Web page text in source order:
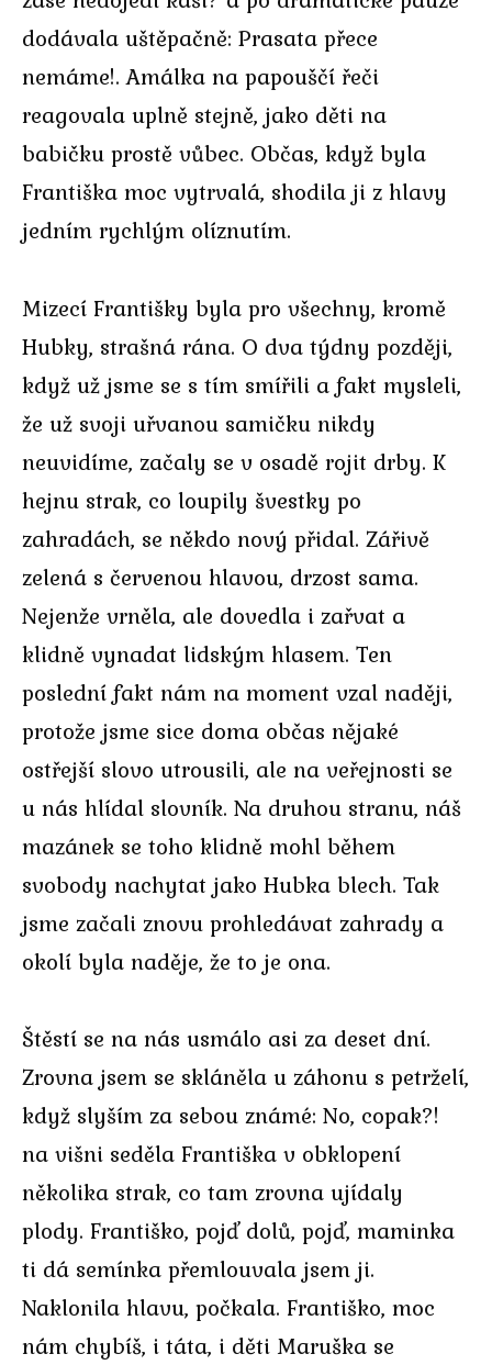
dodávala uštěpačně: Prasata přece
nemáme!. Amálka na papouščí řeči
reagovala uplně stejně, jako děti na
babičku prostě vůbec. Občas, když byla
Františka moc vytrvalá, shodila ji z hlavy
jedním rychlým olíznutím.
Mizecí Františky byla pro všechny, kromě
Hubky, strašná rána. O dva týdny později,
když už jsme se s tím smířili a fakt mysleli,
že už svoji uřvanou samičku nikdy
neuvidíme, začaly se v osadě rojit drby. K
hejnu strak, co loupily švestky po
zahradách, se někdo nový přidal. Zářivě
zelená s červenou hlavou, drzost sama.
Nejenže vrněla, ale dovedla i zařvat a
klidně vynadat lidským hlasem. Ten
poslední fakt nám na moment vzal naději,
protože jsme sice doma občas nějaké
ostřejší slovo utrousili, ale na veřejnosti se
u nás hlídal slovník. Na druhou stranu, náš
mazánek se toho klidně mohl během
svobody nachytat jako Hubka blech. Tak
jsme začali znovu prohledávat zahrady a
okolí byla naděje, že to je ona.
Štěstí se na nás usmálo asi za deset dní.
Zrovna jsem se skláněla u záhonu s petrželí,
když slyším za sebou známé: No, copak?!
na višni seděla Františka v obklopení
několika strak, co tam zrovna ujídaly
plody. Františko, pojď dolů, pojď, maminka
ti dá semínka přemlouvala jsem ji.
Naklonila hlavu, počkala. Františko, moc
nám chybíš, i táta, i děti Maruška se